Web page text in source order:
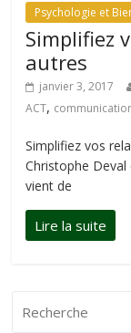
Psychologie et
Simplifiez
autres
janvier 3, 2017
ACT,
Simplifiez vos
Christophe Deval
vient de